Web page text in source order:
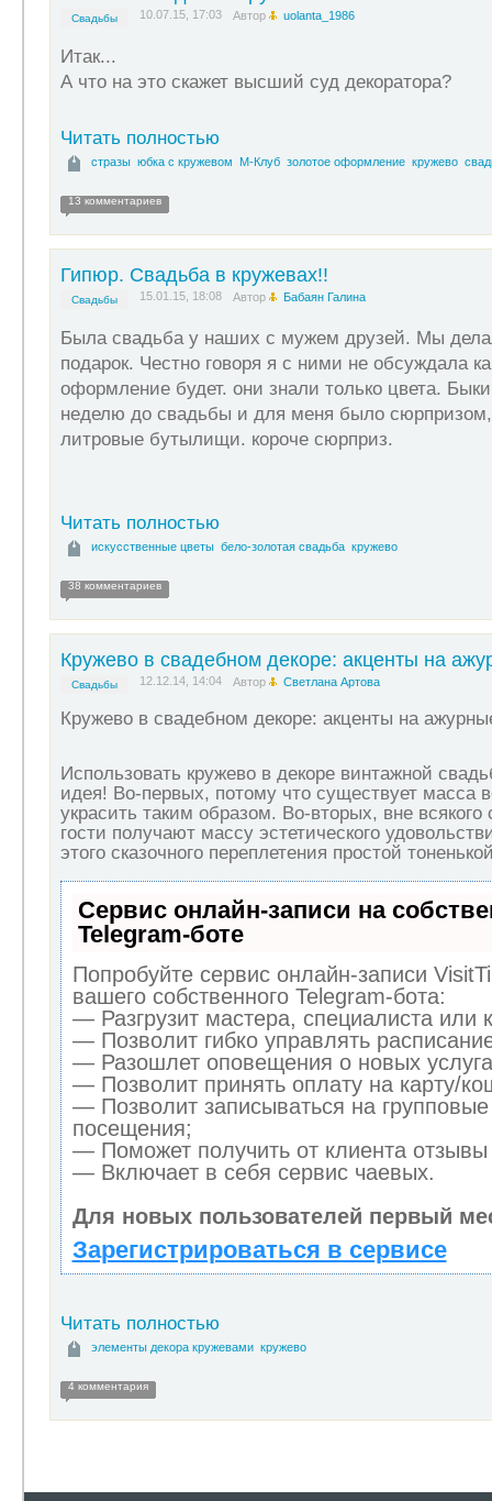
Свадьбы 10.07.15, 17:03 Автор uolanta_1986
Итак...
А что на это скажет высший суд декоратора?
Читать полностью
стразы юбка с кружевом М-Клуб золотое оформление кружево
13 комментариев
Гипюр. Свадьба в кружевах!!
Свадьбы 15.01.15, 18:08 Автор Бабаян Галина
Была свадьба у наших с мужем друзей. Мы
подарок. Честно говоря я с ними не обсуждала
оформление будет. они знали только цвета.
неделю до свадьбы и для меня было сюрпризом,
литровые бутылищи. короче сюрприз.
Читать полностью
искусственные цветы бело-золотая свадьба кружево
38 комментариев
Кружево в свадебном декоре: акценты на
Свадьбы 12.12.14, 14:04 Автор Светлана Артова
Кружево в свадебном декоре: акценты на
Использовать кружево в декоре винтажной
идея! Во-первых, потому что существует масса
украсить таким образом. Во-вторых, вне
гости получают массу эстетического
этого сказочного переплетения простой
Сервис онлайн-записи на
Telegram-боте
Попробуйте сервис онлайн-записи
вашего собственного Telegram-бота:
— Разгрузит мастера, специалиста или
— Позволит гибко управлять
— Разошлет оповещения о новых
— Позволит принять оплату на карту/
— Позволит записываться на
посещения;
— Поможет получить от клиента отзывы
— Включает в себя сервис чаевых.
Для новых пользователей первый
Зарегистрироваться в сервисе
Читать полностью
элементы декора кружевами кружево
4 комментария